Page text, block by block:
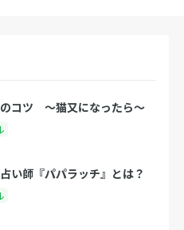
コツ 〜猫又になったら〜
い師『パパラッチ』とは？